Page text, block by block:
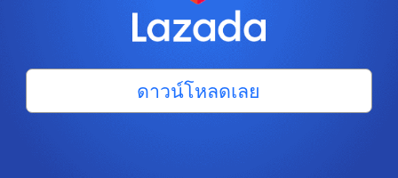
ดาวน์โหลดเลย